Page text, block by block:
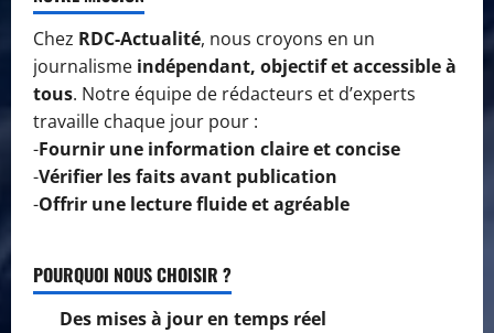
Chez RDC-Actualité, nous croyons en un
journalisme indépendant, objectif et accessible à
tous. Notre équipe de rédacteurs et d’experts
travaille chaque jour pour :
-Fournir une information claire et concise
-Vérifier les faits avant publication
-Offrir une lecture fluide et agréable
POURQUOI NOUS CHOISIR ?
Des mises à jour en temps réel